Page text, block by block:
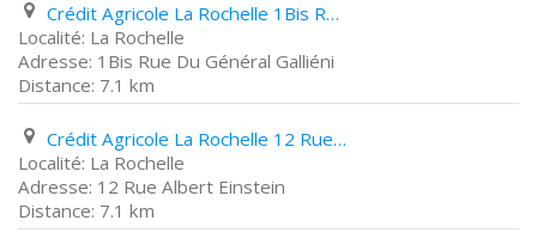
Crédit Agricole La Rochelle 1Bis Rue Du Général Galliéni
La Rochelle
1Bis Rue Du Général Galliéni
7.1 km
Crédit Agricole La Rochelle 12 Rue Albert Einstein
La Rochelle
12 Rue Albert Einstein
7.1 km